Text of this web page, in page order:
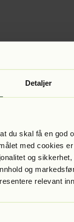
Detaljer
du skal få en god
med cookies
og
og
relevant